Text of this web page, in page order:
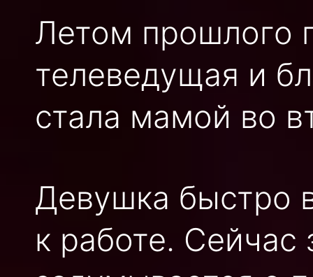
Летом прошлого
телеведущая и
стала мамой во
Девушка быстро
к работе. Сейчас